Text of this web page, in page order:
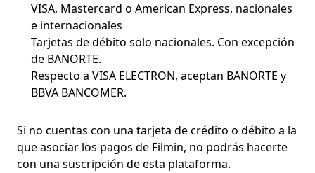
VISA, Mastercard o American Express, nacionales
e internacionales
Tarjetas de débito solo nacionales. Con excepción
de BANORTE.
Respecto a VISA ELECTRON, aceptan BANORTE y
BBVA BANCOMER.
Si no cuentas con una tarjeta de crédito o débito a la
que asociar los pagos de Filmin, no podrás hacerte
con una suscripción de esta plataforma.